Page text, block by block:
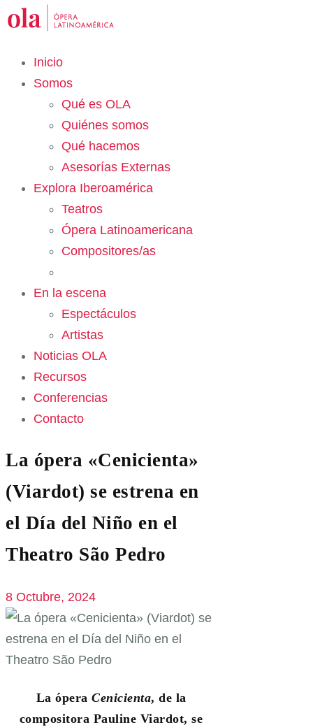
Inicio
Somos
Qué es OLA
Quiénes somos
Qué hacemos
Asesorías Externas
Explora Iberoamérica
Teatros
Ópera Latinoamericana
Compositores/as
En la escena
Espectáculos
Artistas
Noticias OLA
Recursos
Conferencias
Contacto
La ópera «Cenicienta»
(Viardot) se estrena en
el Día del Niño en el
Theatro São Pedro
8 Octubre, 2024
La óperaCenicienta, de la
compositora Pauline Viardot, se